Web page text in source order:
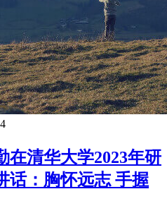
在清华大学2023年研
话：胸怀远志 手握